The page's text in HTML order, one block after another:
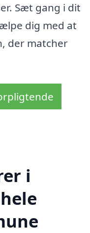
Sæt gang i dit
dig med at
der matcher
i